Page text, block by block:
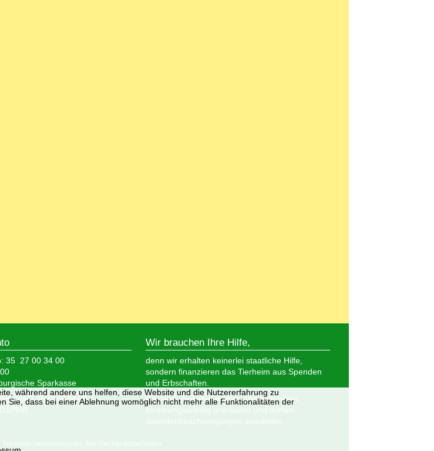
35 27 00 34 00
Sparkasse
0000 3527 0034 00
Wir brauchen Ihre Hilfe,
denn wir erhalten keinerlei staatliche Hilfe,
sondern finanzieren das Tierheim aus Spenden
und Erbschaften.
Wir sind als gemeinnützig und besonders
förderungswürdig anerkannt und dürfen
Spendenbescheinigungen ausstellen.
Verlorenwasser. Alle Rechte vorbehalten.
während andere uns helfen, diese Website und die Nutzererfahrung zu
Sie, dass bei einer Ablehnung womöglich nicht mehr alle Funktionalitäten der